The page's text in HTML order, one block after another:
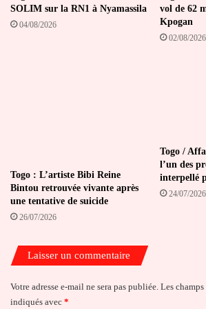
SOLIM sur la RN1 à Nyamassila
04/08/2026
vol de 62
Kpogan
02/08/2026
Togo : L’artiste Bibi Reine
Bintou retrouvée vivante après
une tentative de suicide
26/07/2026
Togo /
l’un des
interpellé
24/07/2026
Laisser un commentaire
Votre adresse e-mail ne sera pas publiée. Les
indiqués avec *